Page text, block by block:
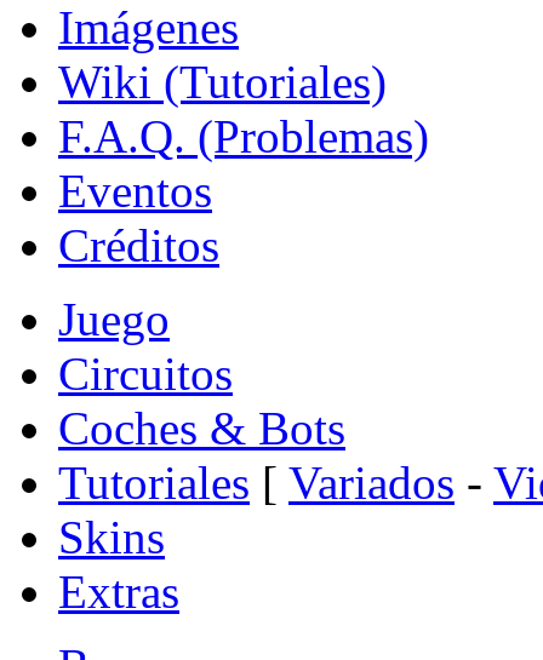
Imágenes
Wiki (Tutoriales)
F.A.Q. (Problemas)
Eventos
Créditos
Juego
Circuitos
Coches & Bots
Tutoriales [ Variados -
Skins
Extras